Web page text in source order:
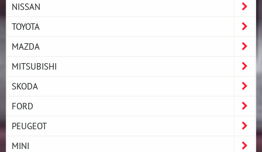
NISSAN
TOYOTA
MAZDA
MITSUBISHI
SKODA
FORD
PEUGEOT
MINI